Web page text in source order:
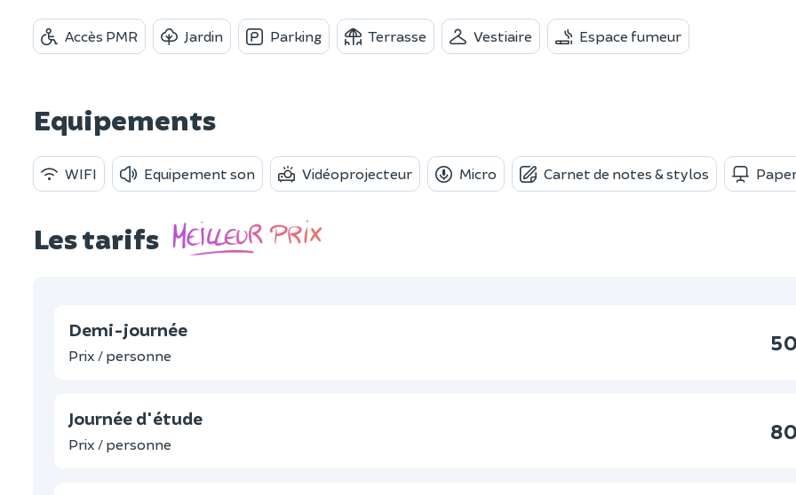
Accès PMR Jardin Parking Terrasse Vestiaire Espace fumeur
Equipements
WIFI Equipement son Vidéoprojecteur Micro Carnet de notes & stylos
Les tarifs
Demi-journée
Prix / personne
Journée d'étude
Prix / personne